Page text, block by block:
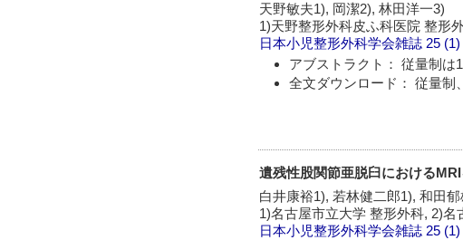
天野敏夫1), 岡潔2), 林田洋一3)
1)天野整形外科皮ふ科医院 整形
日本小児整形外科学会雑誌 25 (1)
アブストラクト： 従量制は
全文ダウンロード： 従量制
遺残性股関節亜脱臼における
白井康裕1), 若林健二郎1), 和田
1)名古屋市立大学 整形外科, 2)
日本小児整形外科学会雑誌 25 (1)